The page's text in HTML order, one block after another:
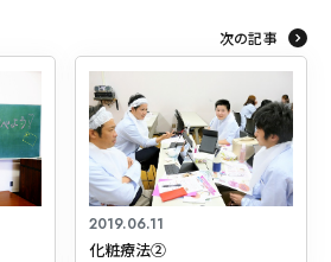
次の記事
2019.06.11
化粧療法②